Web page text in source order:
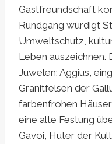
Gastfreundschaft
Rundgang würdigt
Umweltschutz,
Leben auszeichnen.
Juwelen: Aggius,
Granitfelsen der
farbenfrohen
eine alte Festung
Gavoi, Hüter der